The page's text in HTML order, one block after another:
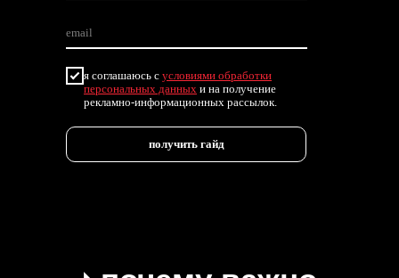
я соглашаюсь с условиями обработки
персональных данных и на получение
рекламно-информационных рассылок.
получить гайд